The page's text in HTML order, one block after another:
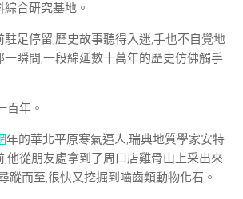
合研究基地。
足停留,歷史故事聽得入迷,手也不自覺地
瞬間,一段綿延數十萬年的歷史仿佛觸手
百年。
年的華北平原寒氣逼人,瑞典地質學家安特
,他從朋友處拿到了周口店雞骨山上采出來
蹤而至,很快又挖掘到嚙齒類動物化石。